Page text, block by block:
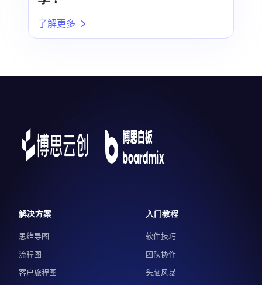
了解更多
解决方案
思维导图
流程图
客户旅程图
入门教程
软件技巧
团队协作
头脑风暴